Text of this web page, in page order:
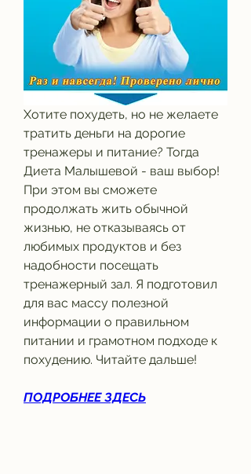
Хотите похудеть, но не желаете
тратить деньги на дорогие
тренажеры и питание? Тогда
Диета Малышевой - ваш выбор!
При этом вы сможете
продолжать жить обычной
жизнью, не отказываясь от
любимых продуктов и без
надобности посещать
тренажерный зал. Я подготовил
для вас массу полезной
информации о правильном
питании и грамотном подходе к
похудению. Читайте дальше!
ПОДРОБНЕЕ ЗДЕСЬ